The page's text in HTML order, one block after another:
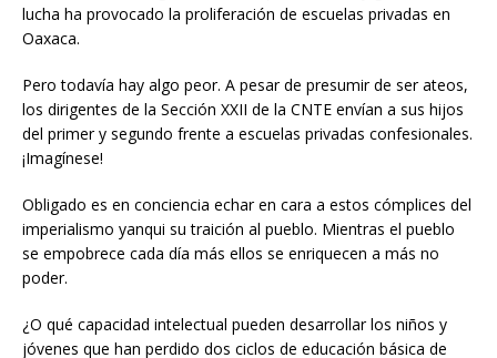
lucha ha provocado la proliferación de escuelas privadas en
Oaxaca.
Pero todavía hay algo peor. A pesar de presumir de ser ateos,
los dirigentes de la Sección XXII de la CNTE envían a sus hijos
del primer y segundo frente a escuelas privadas confesionales.
¡Imagínese!
Obligado es en conciencia echar en cara a estos cómplices del
imperialismo yanqui su traición al pueblo. Mientras el pueblo
se empobrece cada día más ellos se enriquecen a más no
poder.
¿O qué capacidad intelectual pueden desarrollar los niños y
jóvenes que han perdido dos ciclos de educación básica de